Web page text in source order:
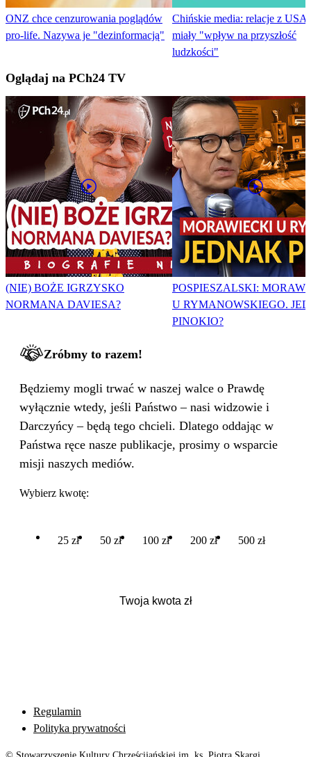
ONZ chce cenzurowania poglądów
pro-life. Nazywa je "dezinformacją"
Chińskie media: relacje z USA
miały "wpływ na przyszłość
ludzkości"
Oglądaj na PCh24 TV
(NIE) BOŻE IGRZYSKO
NORMANA DAVIESA?
POSPIESZALSKI:
U RYMANOWSKIEGO.
PINOKIO?
Zróbmy to razem!
Będziemy mogli trwać w naszej walce o Prawdę
wyłącznie wtedy, jeśli Państwo – nasi widzowie i
Darczyńcy – będą tego chcieli. Dlatego oddając w
Państwa ręce nasze publikacje, prosimy o wsparcie
misji naszych mediów.
Wybierz kwotę:
25 zł 50 zł 100 zł 200 zł 500 zł
Regulamin
Polityka prywatności